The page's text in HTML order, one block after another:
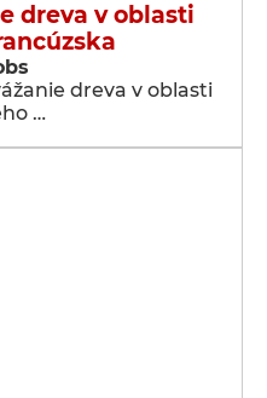
dreva v oblasti
dreva v oblasti
…